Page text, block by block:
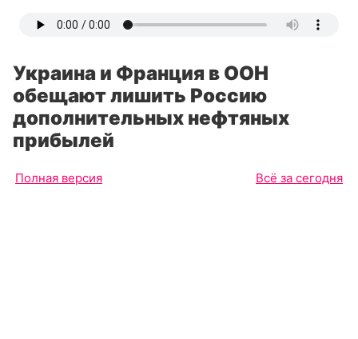
Украина и Франция в ООН
обещают лишить Россию
дополнительных нефтяных
прибылей
Полная версия Всё за сегодня